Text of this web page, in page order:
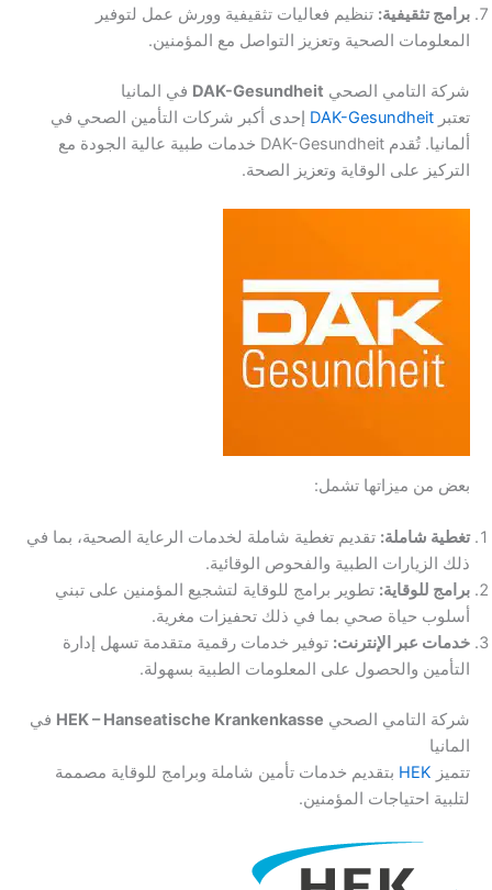
برامج تثقيفية: تنظيم فعاليات تثقيفية وورش عمل لتوفير
المعلومات الصحية وتعزيز التواصل مع المؤمنين.
شركة التامي الصحي DAK-Gesundheit في المانيا
تعتبر DAK-Gesundheit إحدى أكبر شركات التأمين الصحي في
ألمانيا. تُقدم DAK-Gesundheit خدمات طبية عالية الجودة مع
التركيز على الوقاية وتعزيز الصحة.
بعض من ميزاتها تشمل:
تغطية شاملة: تقديم تغطية شاملة لخدمات الرعاية الصحية، بما في
ذلك الزيارات الطبية والفحوص الوقائية.
برامج للوقاية: تطوير برامج للوقاية لتشجيع المؤمنين على تبني
أسلوب حياة صحي بما في ذلك تحفيزات مغرية.
خدمات عبر الإنترنت: توفير خدمات رقمية متقدمة تسهل إدارة
التأمين والحصول على المعلومات الطبية بسهولة.
شركة التامي الصحي HEK – Hanseatische Krankenkasse في
المانيا
تتميز HEK بتقديم خدمات تأمين شاملة وبرامج للوقاية مصممة
لتلبية احتياجات المؤمنين.